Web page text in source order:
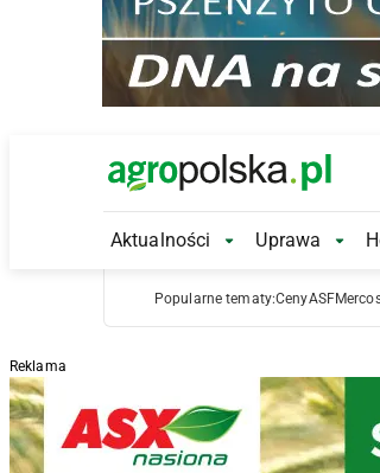
Main Logo
Aktualności Aktualności
Uprawa
Popularne tematy:CenyASF
Reklama